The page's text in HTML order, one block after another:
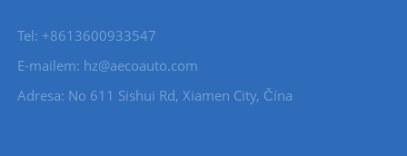
Tel: +8613600933547
E-mailem: hz@aecoauto.com
Adresa: No 611 Sishui Rd, Xiamen City, Čína